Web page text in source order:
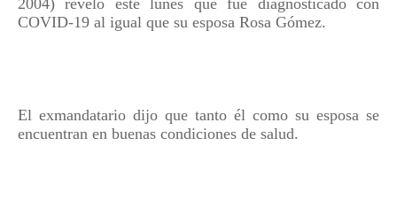
2004) reveló este lunes que fue diagnosticado con
COVID-19 al igual que su esposa Rosa Gómez.
El exmandatario dijo que tanto él como su esposa se
encuentran en buenas condiciones de salud.